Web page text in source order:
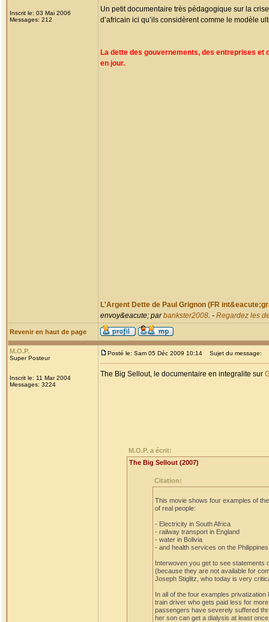
Inscrit le: 03 Mai 2006
Messages: 212
Un petit documentaire très pédagogique sur la
d’africain ici qu’ils considèrent comme le modèle
La dette des gouvernements, des entreprises
en jour.
L'Argent Dette de Paul Grignon (FR
envoy&eacute; parbankster2008. - Regardez les
Revenir en haut de page
M.O.P.
Super Posteur
Inscrit le: 11 Mar 2004
Messages: 3224
Posté le: Sam 05 Déc 2009 10:14 Sujet du message:
The Big Sellout, le documentaire en integralite sur
M.O.P. a écrit:
The Big Sellout (2007)
Citation:
This movie shows four examples of
of real people:
- Electricity in South Africa
- railway transport in England
- water in Bolivia
- and health services on the
Interwoven you get to see statements
(because they are not available for
Joseph Stiglitz, who today is very
In all of the four examples
train driver who gets paid less for
passengers have severely suffered
her son can get a dialysis at least